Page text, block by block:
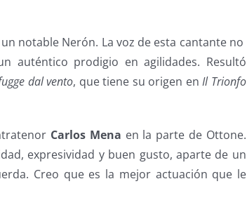
notable Nerón. La voz de esta cantante no
auténtico prodigio en agilidades. Resultó
dal vento, que tiene su origen enIl Trionfo
Carlos Mena en la parte de Ottone.
expresividad y buen gusto, aparte de un
Creo que es la mejor actuación que le